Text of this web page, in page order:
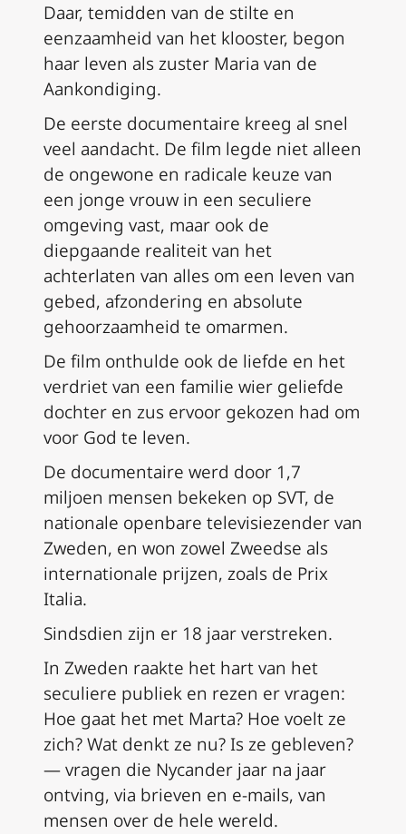
Daar, temidden van de stilte en
eenzaamheid van het klooster, begon
haar leven als zuster Maria van de
Aankondiging.
De eerste documentaire kreeg al snel
veel aandacht. De film legde niet alleen
de ongewone en radicale keuze van
een jonge vrouw in een seculiere
omgeving vast, maar ook de
diepgaande realiteit van het
achterlaten van alles om een leven van
gebed, afzondering en absolute
gehoorzaamheid te omarmen.
De film onthulde ook de liefde en het
verdriet van een familie wier geliefde
dochter en zus ervoor gekozen had om
voor God te leven.
De documentaire werd door 1,7
miljoen mensen bekeken op SVT, de
nationale openbare televisiezender van
Zweden, en won zowel Zweedse als
internationale prijzen, zoals de Prix
Italia.
Sindsdien zijn er 18 jaar verstreken.
In Zweden raakte het hart van het
seculiere publiek en rezen er vragen:
Hoe gaat het met Marta? Hoe voelt ze
zich? Wat denkt ze nu? Is ze gebleven?
— vragen die Nycander jaar na jaar
ontving, via brieven en e-mails, van
mensen over de hele wereld.